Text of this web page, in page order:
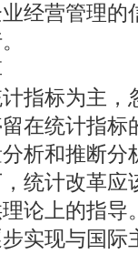
经营管理的
标为主，
在统计指标
析和推断分
统计改革应
论上的指导
实现与国际